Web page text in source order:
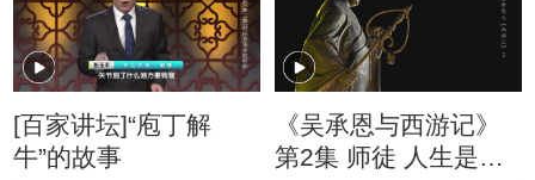
[百家讲坛]“庖丁解
牛”的故事
《吴承恩与西游记》
第2集 师徒 人生是一